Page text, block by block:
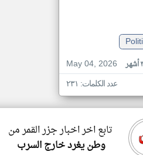
May 04, 2026
عدد الكلمات: ٢٣١
تابع اخر اخبار جزر القمر من
وطن يغرد خارج السرب